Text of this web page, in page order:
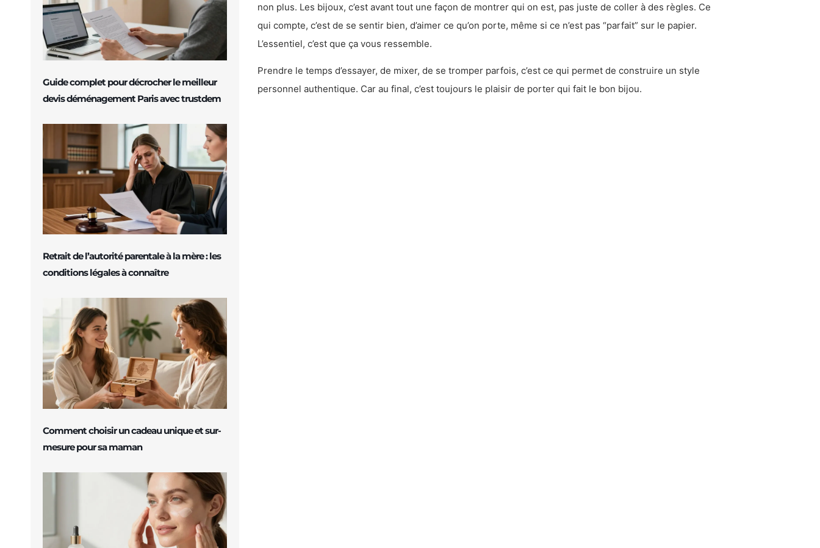
Guide complet pour décrocher le meilleur
devis déménagement Paris avec trustdem
Retrait de l’autorité parentale à la mère : les
conditions légales à connaître
Comment choisir un cadeau unique et sur-
mesure pour sa maman
non plus. Les bijoux, c’est avant tout une façon de montrer qui on est, pas juste de coller à des règles. Ce
qui compte, c’est de se sentir bien, d’aimer ce qu’on porte, même si ce n’est pas “parfait” sur le papier.
L’essentiel, c’est que ça vous ressemble.
Prendre le temps d’essayer, de mixer, de se tromper parfois, c’est ce qui permet de construire un style
personnel authentique. Car au final, c’est toujours le plaisir de porter qui fait le bon bijou.